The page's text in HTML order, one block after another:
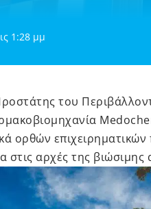
1:28 μμ
του
ορθών
στις αρχές της